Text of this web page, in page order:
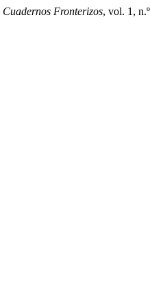
Cuadernos Fronterizos, vol. 1,